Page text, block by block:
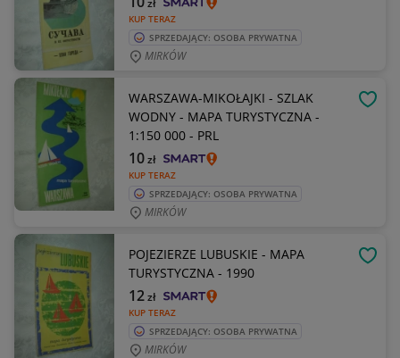
KUP TERAZ
zł
SPRZEDAJĄCY: OSOBA PRYWATNA
MIRKÓW
WARSZAWA-MIKOŁAJKI - SZLAK
WODNY - MAPA TURYSTYCZNA -
1:150 000 - PRL
KUP TERAZ
10zł
SPRZEDAJĄCY: OSOBA PRYWATNA
MIRKÓW
POJEZIERZE LUBUSKIE - MAPA
TURYSTYCZNA - 1990
KUP TERAZ
12zł
SPRZEDAJĄCY: OSOBA PRYWATNA
MIRKÓW